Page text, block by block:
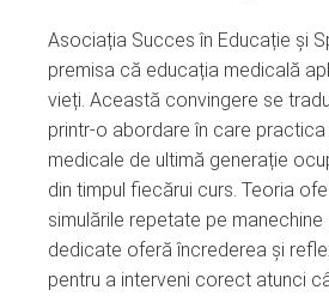
Asociația Succes în Educație și
premisa că educația medicală
vieți. Această convingere se
printr-o abordare în care
medicale de ultimă generație
din timpul fiecărui curs. Teoria
simulările repetate pe
dedicate oferă încrederea și
pentru a interveni corect atunci